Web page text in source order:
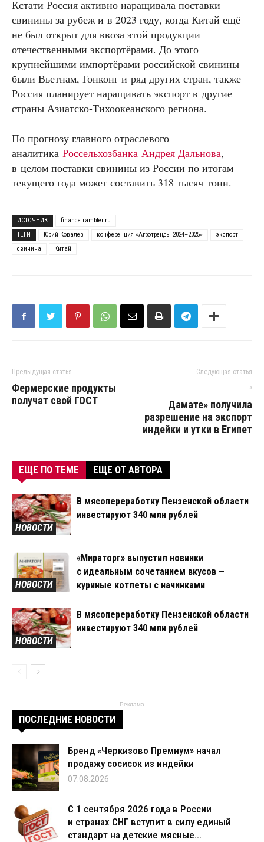
Кстати Россия активно наращивала поставки
свинины за рубеж и в 2023 году, когда Китай ещё
не был открыт для ввоза этой продукции
отечественными экспортёрами. До этого
крупнейшими импортёрами российской свинины
были Вьетнам, Гонконг и ряд других стран, также
Россия планирует наращивать экспорт в другие
страны Азиатско-Тихоокеанского региона.
По прогнозу главного отраслевого
аналитика Россельхозбанка Андрея Дальнова,
в целом поставки свинины из России по итогам
текущего года может составить 318 тысяч тонн.
ИСТОЧНИК
finance.rambler.ru
ТЕГИ
Юрий Ковалев конференция «Агротренды 2024–2025»
экспорт
свинина
Китай
Предыдущая статья
Фермерские продукты
получат свой ГОСТ
Следующая статья
«
Дамате» получила
разрешение на экспорт
индейки и утки в Египет
ЕЩЕ ПО ТЕМЕ ЕЩЕ ОТ АВТОРА
НОВОСТИ
В мясопереработку Пензенской области
инвестируют 340 млн рублей
НОВОСТИ
«Мираторг» выпустил новинки
с идеальным сочетанием вкусов —
куриные котлеты с начинками
НОВОСТИ
В мясопереработку Пензенской области
инвестируют 340 млн рублей
- Реклама -
ПОСЛЕДНИЕ НОВОСТИ
Бренд «Черкизово Премиум» начал
продажу сосисок из индейки
07.08.2026
С 1 сентября 2026 года в России
и странах СНГ вступит в силу единый
стандарт на детские мясные...